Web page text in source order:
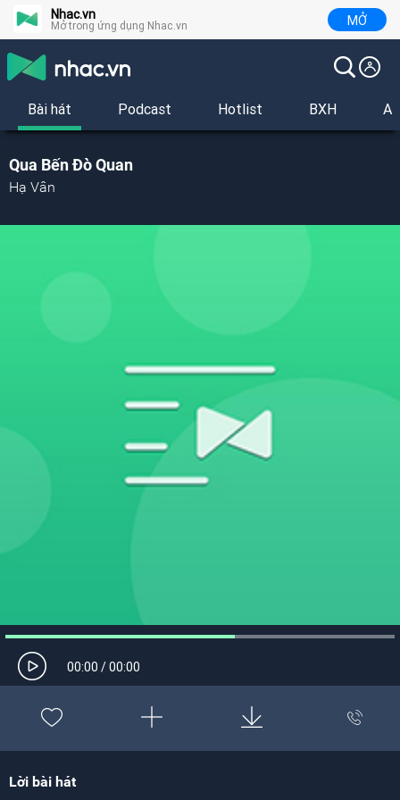
Nhac.vn
Mở trong ứng dụng Nhac.vn MỞ
Bài hát Podcast Hotlist BXH
Qua Bến Đò Quan
Hạ Vân
00:00 /00:00
Lời bài hát